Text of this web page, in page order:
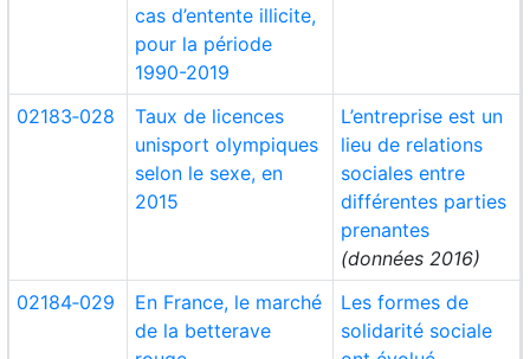
cas d’entente illicite,
pour la période
1990-2019
02183‑028
Taux de licences
unisport olympiques
selon le sexe, en
2015
L’entreprise est un
lieu de relations
sociales entre
différentes parties
prenantes
(données 2016)
02184‑029
En France, le marché
de la betterave
Les formes de
solidarité sociale